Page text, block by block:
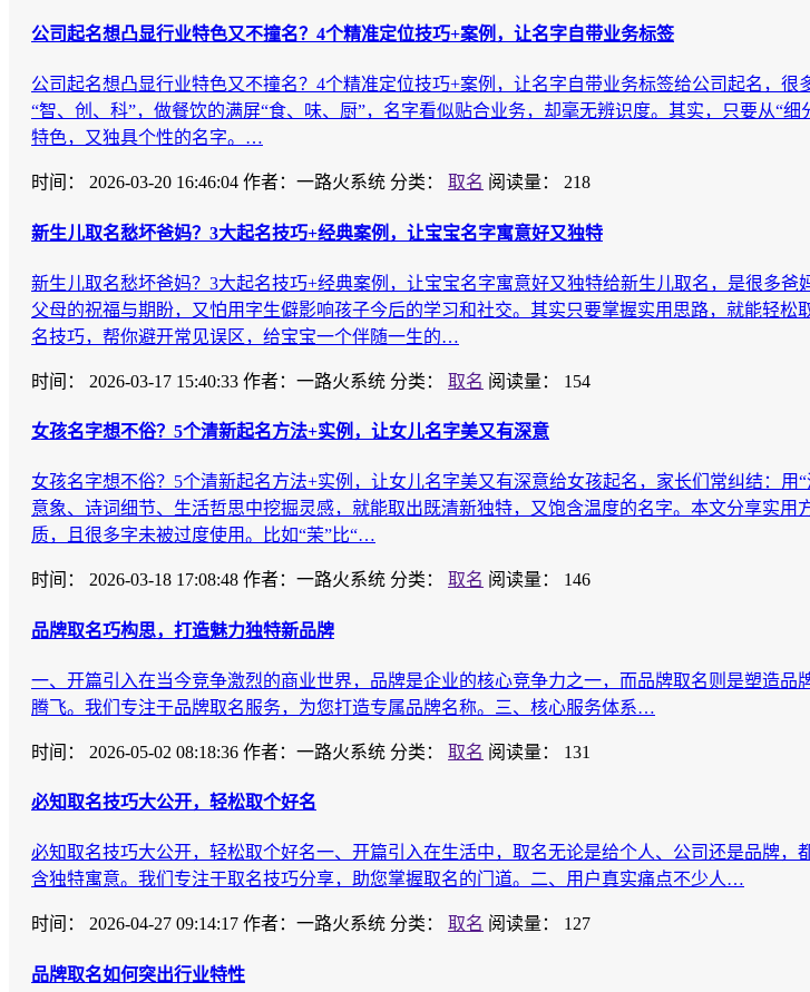
公司起名想凸显行业特色又不撞名？4个精准定位技巧+案例，让名字自带业务标签
公司起名想凸显行业特色又不撞名？4个精准定位技巧+案例，让名字自带业务标签给公司起名，
“智、创、科”，做餐饮的满屏“食、味、厨”，名字看似贴合业务，却毫无辨识度。其实，只要从“
特色，又独具个性的名字。…
时间： 2026-03-20 16:46:04 作者：一路火系统 分类： 取名 阅读量： 218
新生儿取名愁坏爸妈？3大起名技巧+经典案例，让宝宝名字寓意好又独特
新生儿取名愁坏爸妈？3大起名技巧+经典案例，让宝宝名字寓意好又独特给新生儿取名，是很多
父母的祝福与期盼，又怕用字生僻影响孩子今后的学习和社交。其实只要掌握实用思路，就能轻
名技巧，帮你避开常见误区，给宝宝一个伴随一生的…
时间： 2026-03-17 15:40:33 作者：一路火系统 分类： 取名 阅读量： 154
女孩名字想不俗？5个清新起名方法+实例，让女儿名字美又有深意
女孩名字想不俗？5个清新起名方法+实例，让女儿名字美又有深意给女孩起名，家长们常纠结：
意象、诗词细节、生活哲思中挖掘灵感，就能取出既清新独特，又饱含温度的名字。本文分享实
质，且很多字未被过度使用。比如“茉”比“…
时间： 2026-03-18 17:08:48 作者：一路火系统 分类： 取名 阅读量： 146
品牌取名巧构思，打造魅力独特新品牌
一、开篇引入在当今竞争激烈的商业世界，品牌是企业的核心竞争力之一，而品牌取名则是塑造
腾飞。我们专注于品牌取名服务，为您打造专属品牌名称。三、核心服务体系…
时间： 2026-05-02 08:18:36 作者：一路火系统 分类： 取名 阅读量： 131
必知取名技巧大公开，轻松取个好名
必知取名技巧大公开，轻松取个好名一、开篇引入在生活中，取名无论是给个人、公司还是品牌
含独特寓意。我们专注于取名技巧分享，助您掌握取名的门道。二、用户真实痛点不少人…
时间： 2026-04-27 09:14:17 作者：一路火系统 分类： 取名 阅读量： 127
品牌取名如何突出行业特性